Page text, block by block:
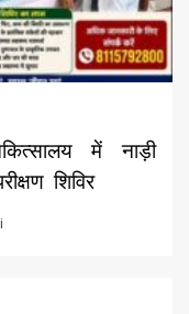
में नाड़ी
शिविर